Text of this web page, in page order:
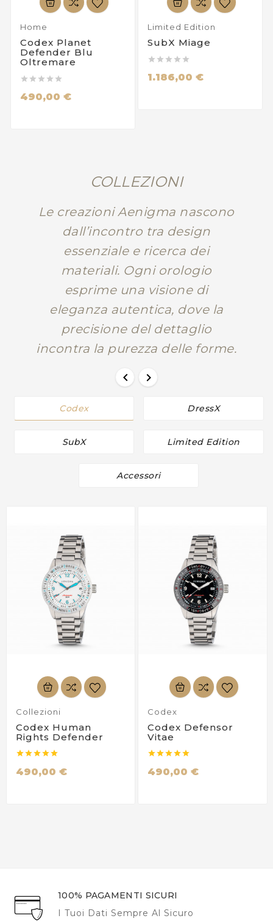
Home
Codex Planet
Defender Blu
Oltremare
    
490,00 €
Limited Edition
SubX Miage
    
1.186,00 €
COLLEZIONI
Le creazioni Aenigma nascono
dall’incontro tra design
essenziale e ricerca dei
materiali. Ogni orologio
esprime una visione di
eleganza autentica, dove la
precisione del dettaglio
incontra la purezza delle forme.


Codex DressX
SubX Limited Edition
Accessori
Collezioni
Codex Human
Rights Defender

490,00 €
Codex
Codex Defensor
Vitae

490,00 €
100% PAGAMENTI SICURI
I Tuoi Dati Sempre Al Sicuro